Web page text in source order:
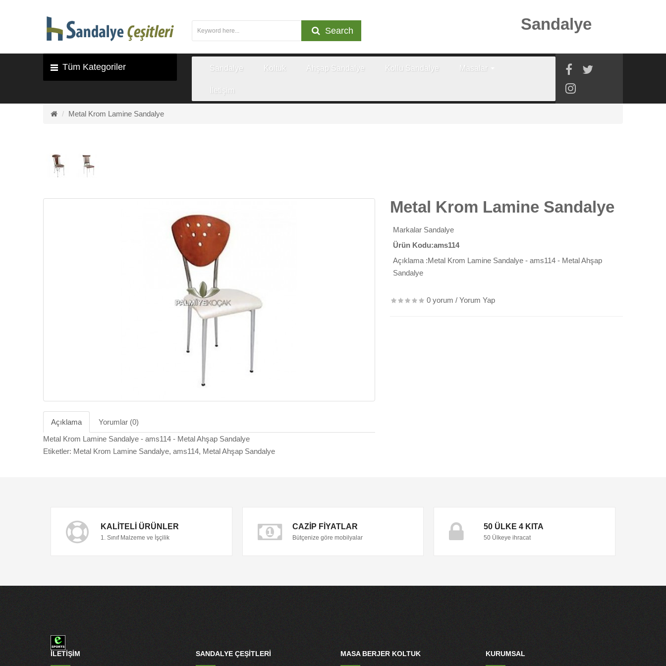
Search Sandalye
Tüm Kategoriler Sandalye Koltuk Ahşap Sandalye Kollu Sandalye Masalar
İletişim
Metal Krom Lamine Sandalye
Açıklama
Yorumlar (0)
Metal Krom Lamine Sandalye - ams114 - Metal Ahşap Sandalye
Metal Krom Lamine Sandalye
Markalar Sandalye
Ürün Kodu:ams114
Açıklama :Metal Krom Lamine Sandalye - ams114 - Metal Ahşap
Sandalye
0 yorum / Yorum Yap
Etiketler: Metal Krom Lamine Sandalye, ams114, Metal Ahşap Sandalye
KALITELI ÜRÜNLER
1. Sınıf Malzeme ve İşçilik
CAZIP FIYATLAR
Bütçenize göre mobilyalar
50 ÜLKE 4 KITA
50 Ülkeye ihracat
İLETİŞİM SANDALYE ÇEŞITLERI MASA BERJER KOLTUK KURUMSAL